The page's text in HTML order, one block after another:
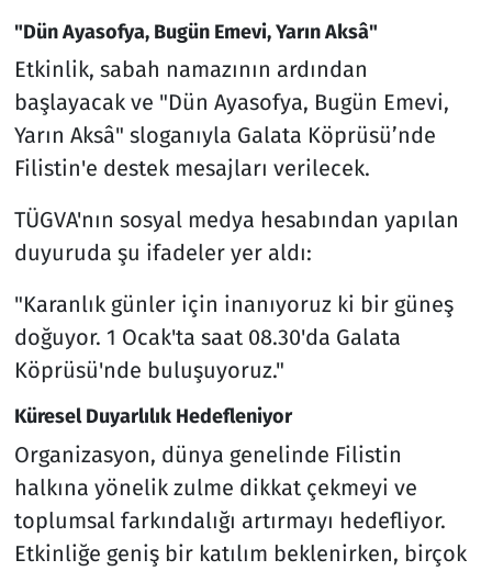
"Dün Ayasofya, Bugün Emevi, Yarın Aksâ"
Etkinlik, sabah namazının ardından
başlayacak ve "Dün Ayasofya, Bugün Emevi,
Yarın Aksâ" sloganıyla Galata Köprüsü’nde
Filistin'e destek mesajları verilecek.
TÜGVA'nın sosyal medya hesabından yapılan
duyuruda şu ifadeler yer aldı:
"Karanlık günler için inanıyoruz ki bir güneş
doğuyor. 1 Ocak'ta saat 08.30'da Galata
Köprüsü'nde buluşuyoruz."
Küresel Duyarlılık Hedefleniyor
Organizasyon, dünya genelinde Filistin
halkına yönelik zulme dikkat çekmeyi ve
toplumsal farkındalığı artırmayı hedefliyor.
Etkinliğe geniş bir katılım beklenirken, birçok